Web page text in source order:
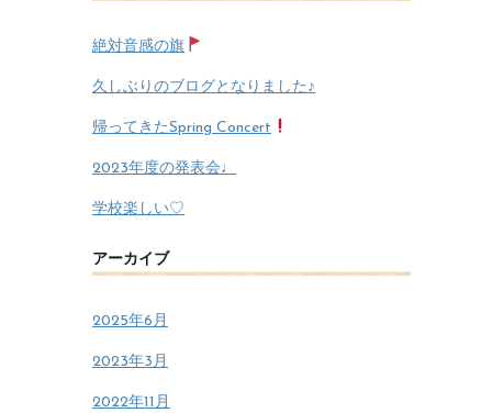
絶対音感の旗
久しぶりのブログとなりました♪
帰ってきたSpring Concert
2023年度の発表会♩
学校楽しい♡
アーカイブ
2025年6月
2023年3月
2022年11月